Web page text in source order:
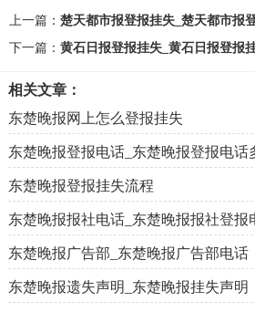
上一篇： 楚天都市报登报挂失_楚天都市报
下一篇： 黄石日报登报挂失_黄石日报登报
相关文章：
东楚晚报网上怎么登报挂失
东楚晚报登报电话_东楚晚报登报电话
东楚晚报登报挂失流程
东楚晚报报社电话_东楚晚报报社登报
东楚晚报广告部_东楚晚报广告部电话
东楚晚报遗失声明_东楚晚报挂失声明